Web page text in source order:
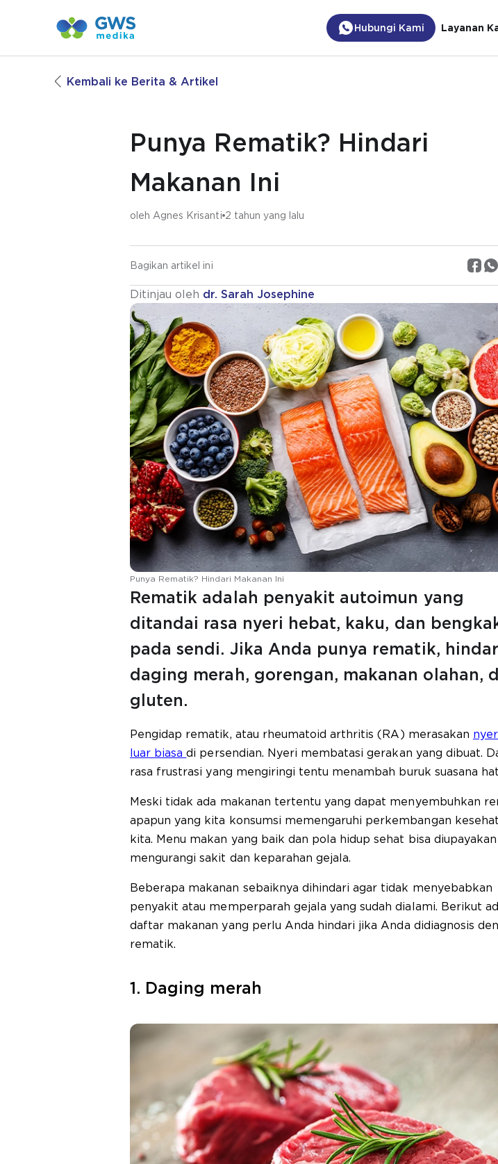
Hubungi Kami Layanan
Kembali ke Berita & Artikel
Punya Rematik? Hindari
Makanan Ini
oleh Agnes Krisanti 2 tahun yang lalu
Bagikan artikel ini
Ditinjau oleh dr. Sarah Josephine
Punya Rematik? Hindari Makanan Ini
Rematik adalah penyakit autoimun yang
ditandai rasa nyeri hebat, kaku, dan
pada sendi. Jika Anda punya rematik,
daging merah, gorengan, makanan olahan,
gluten.
Pengidap rematik, atau rheumatoid arthritis (RA) merasakan
luar biasadi persendian. Nyeri membatasi gerakan yang dibuat.
rasa frustrasi yang mengiringi tentu menambah buruk suasana
Meski tidak ada makanan tertentu yang dapat menyembuhkan
apapun yang kita konsumsi memengaruhi perkembangan
kita. Menu makan yang baik dan pola hidup sehat bisa
mengurangi sakit dan keparahan gejala.
Beberapa makanan sebaiknya dihindari agar tidak menyebabkan
penyakit atau memperparah gejala yang sudah dialami. Berikut
daftar makanan yang perlu Anda hindari jika Anda didiagnosis
rematik.
1. Daging merah